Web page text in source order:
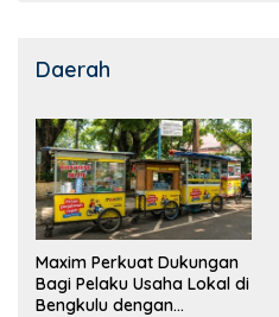
Daerah
Maxim Perkuat Dukungan
Bagi Pelaku Usaha Lokal di
Bengkulu dengan